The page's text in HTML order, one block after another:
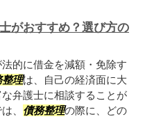
がおすすめ？選び方の
的に借金を減額・免除す
整理は、自己の経済面に大
弁護士に相談することが
、 債務整理の際に、どの